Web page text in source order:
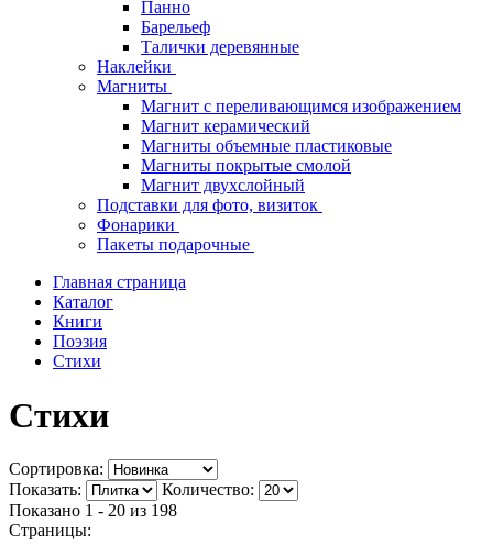
Панно
Барельеф
Талички деревянные
Наклейки
Магниты
Магнит с переливающимся изображением
Магнит керамический
Магниты объемные пластиковые
Магниты покрытые смолой
Магнит двухслойный
Подставки для фото, визиток
Фонарики
Пакеты подарочные
Главная страница
Каталог
Книги
Поэзия
Стихи
Стихи
Сортировка:
Показать:
Количество:
Показано 1 - 20 из 198
Страницы: